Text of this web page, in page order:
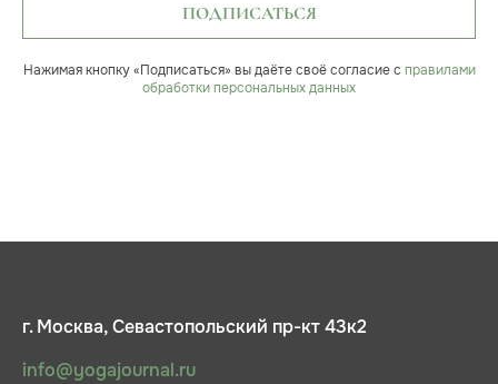
ПОДПИСАТЬСЯ
Нажимая кнопку «Подписаться» вы даёте своё согласие с правилами
обработки персональных данных
г. Москва, Севастопольский пр-кт 43к2
info@yogajournal.ru